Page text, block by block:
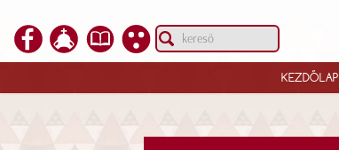
KEZDŐLAP